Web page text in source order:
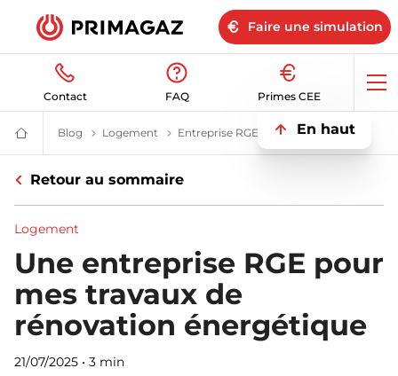
Faire une simulation
Contact FAQ Primes CEE
En haut
Fournisseur
gaz
et
:
citerne,
bouteille,
GPL
|
Blog Blog | Primagaz
Logement Ma maison au gaz propane | Blog
Entreprise RGE Qu'est-ce qu'une
Retour au sommaire
Logement
Une entreprise RGE pour
mes travaux de
rénovation énergétique
21/07/2025 • 3 min